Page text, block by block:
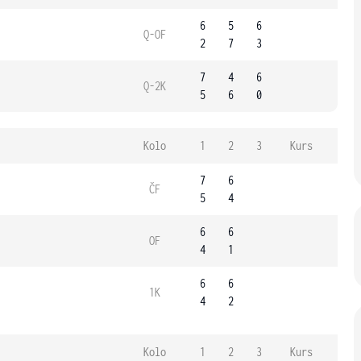
Q-OF
6
2
5
7
6
3
Q-2K
7
5
4
6
6
0
Kolo 1 2 3 Kurs
ČF
7
5
6
4
OF
6
4
6
1
1K
6
4
6
2
Kolo 1 2 3 Kurs